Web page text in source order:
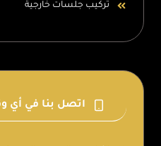
تركيب جلسات خارجية
اتصل بنا في أي